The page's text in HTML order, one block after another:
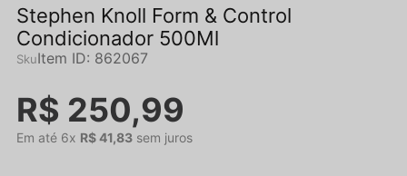
Stephen Knoll Form & Control
Condicionador 500Ml
Item ID: 862067
R$ 250,99
Em até 6x R$41,83 sem juros